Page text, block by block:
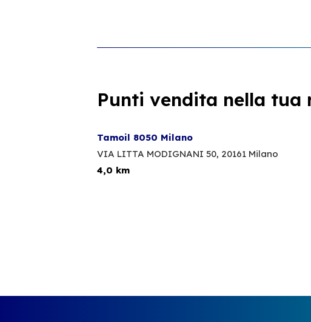
Punti vendita nella tua
Tamoil 8050 Milano
VIA LITTA MODIGNANI 50, 20161 Milano
4,0 km